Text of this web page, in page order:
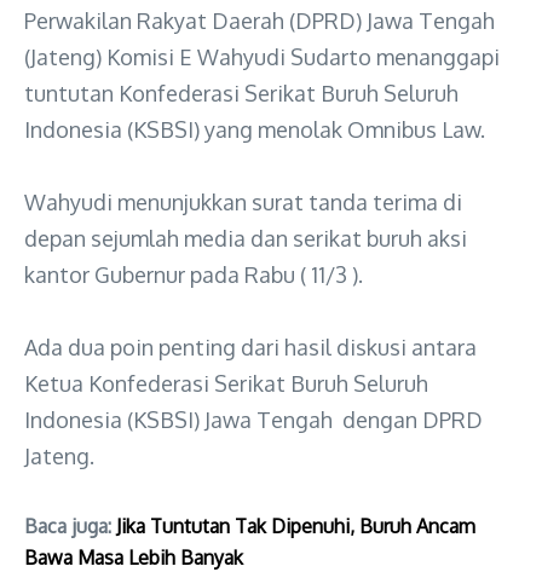
Perwakilan Rakyat Daerah (DPRD) Jawa Tengah
(Jateng) Komisi E Wahyudi Sudarto menanggapi
tuntutan Konfederasi Serikat Buruh Seluruh
Indonesia (KSBSI) yang menolak Omnibus Law.
Wahyudi menunjukkan surat tanda terima di
depan sejumlah media dan serikat buruh aksi
kantor Gubernur pada Rabu ( 11/3 ).
Ada dua poin penting dari hasil diskusi antara
Ketua Konfederasi Serikat Buruh Seluruh
Indonesia (KSBSI) Jawa Tengah dengan DPRD
Jateng.
Baca juga: Jika Tuntutan Tak Dipenuhi, Buruh Ancam
Bawa Masa Lebih Banyak